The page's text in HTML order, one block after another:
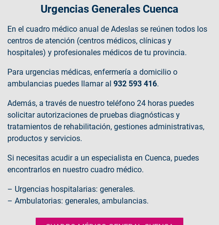
Urgencias Generales Cuenca
En el cuadro médico anual de Adeslas se reúnen todos los
centros de atención (centros médicos, clínicas y
hospitales) y profesionales médicos de tu provincia.
Para urgencias médicas, enfermería a domicilio o
ambulancias puedes llamar al 932 593 416.
Además, a través de nuestro teléfono 24 horas puedes
solicitar autorizaciones de pruebas diagnósticas y
tratamientos de rehabilitación, gestiones administrativas,
productos y servicios.
Si necesitas acudir a un especialista en Cuenca, puedes
encontrarlos en nuestro cuadro médico.
– Urgencias hospitalarias: generales.
– Ambulatorias: generales, ambulancias.